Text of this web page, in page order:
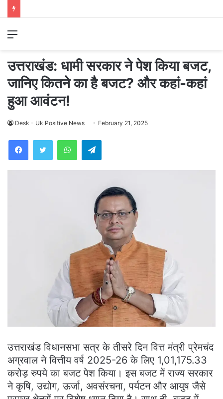
Menu
उत्तराखंड: धामी सरकार ने पेश किया बजट,
जानिए कितने का है बजट? और कहां-कहां
हुआ आवंटन!
Desk - Uk Positive News February 21, 2025
WhatsAppTelegram
उत्तराखंड विधानसभा सत्र के तीसरे दिन वित्त मंत्री प्रेमचंद
अग्रवाल ने वित्तीय वर्ष 2025-26 के लिए 1,01,175.33
करोड़ रुपये का बजट पेश किया। इस बजट में राज्य सरकार
ने कृषि, उद्योग, ऊर्जा, अवसंरचना, पर्यटन और आयुष जैसे